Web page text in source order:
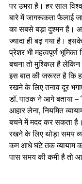
पर उभरा है। हर साल
बारे में जागरूकता फैलाई
का सबसे बड़ा दुश्मन है।
ज्यादा ही बढ़ गया है।
प्रेशर भी महत्वपूर्ण भूमिका
बचना तो मुश्किल है
इस बात की जरूरत है कि
रखने के लिए तनाव दूर
डॉ. पाठक ने आगे बताया
आहार लेना, नियमित
बचने में मदद कर सकता
रखने के लिए थोड़ा समय
कम आधे घंटे तक व्यायाम
पास समय की कमी है तो